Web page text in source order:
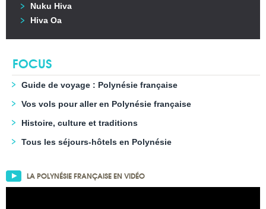
Nuku Hiva
Hiva Oa
FOCUS
Guide de voyage : Polynésie française
Vos vols pour aller en Polynésie française
Histoire, culture et traditions
Tous les séjours-hôtels en Polynésie
LA POLYNÉSIE FRANÇAISE EN VIDÉO